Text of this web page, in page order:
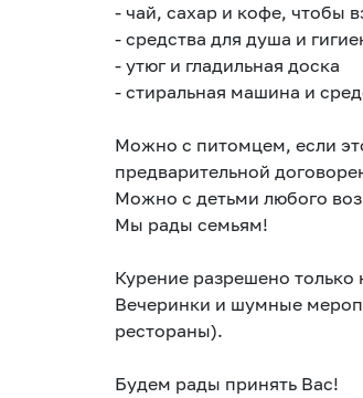
- чай, сахар и кофе, чтобы
- средства для душа и
- утюг и гладильная доска
- стиральная машина и
Можно с питомцем, если
предварительной
Можно с детьми любого
Мы рады семьям!
Курение разрешено только
Вечеринки и шумные
рестораны).
Будем рады принять Вас!